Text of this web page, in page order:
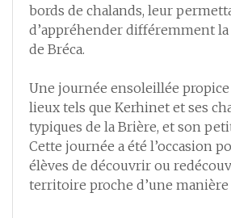
bords de chalands, leur
d’appréhender différemment
de Bréca.
Une journée ensoleillée propice
lieux tels que Kerhinet et ses
typiques de la Brière, et son
Cette journée a été l’occasion
élèves de découvrir ou
territoire proche d’une manière